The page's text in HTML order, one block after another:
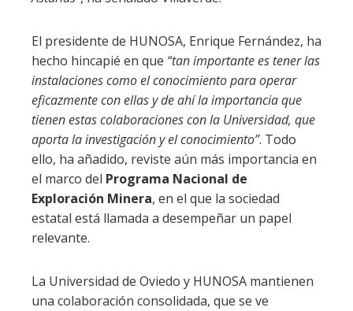
El presidente de HUNOSA, Enrique Fernández, ha
hecho hincapié en que “tan importante es tener las
instalaciones como el conocimiento para operar
eficazmente con ellas y de ahí la importancia que
tienen estas colaboraciones con la Universidad, que
aporta la investigación y el conocimiento”. Todo
ello, ha añadido, reviste aún más importancia en
el marco del Programa Nacional de
Exploración Minera, en el que la sociedad
estatal está llamada a desempeñar un papel
relevante.
La Universidad de Oviedo y HUNOSA mantienen
una colaboración consolidada, que se ve